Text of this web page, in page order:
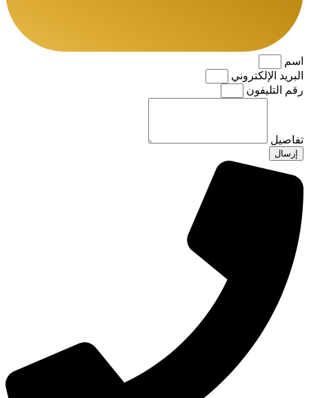
اسم
البريد الإلكتروني
رقم التليفون
تفاصيل
إرسال